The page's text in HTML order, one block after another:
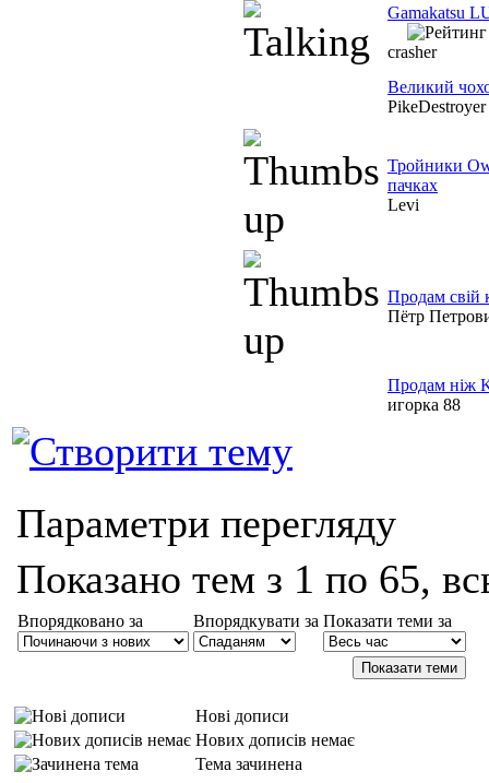
Gamakatsu
crasher
Великий
PikeDestroyer
Тройники
пачках
Levi
Продам свій
Пётр
Продам ніж
игорка 88
Параметри перегляду
Показано тем з 1 по 65,
Впорядковано за Впорядкувати за Показати теми за
Нові дописи
Нових дописів немає
Тема зачинена